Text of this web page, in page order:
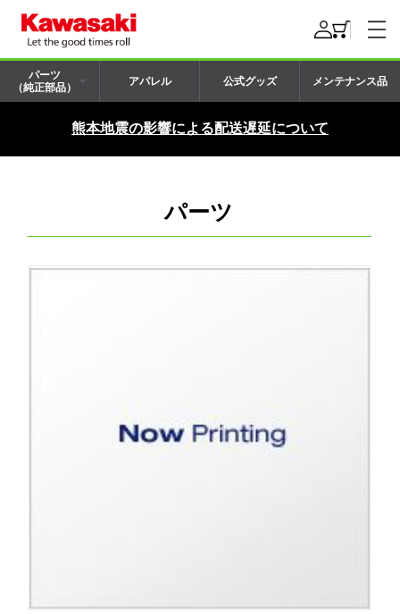
パーツ
（純正部品）
アパレル 公式グッズ メンテナンス品
熊本地震の影響による配送遅延について
パーツ